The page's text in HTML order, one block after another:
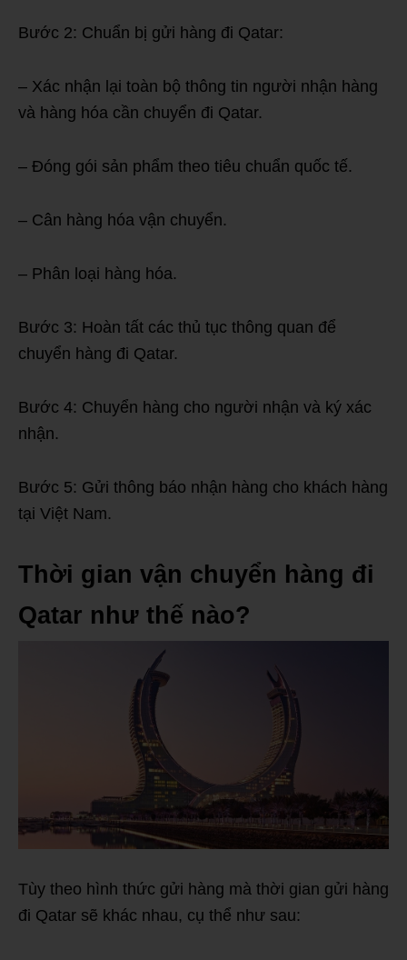
Bước 2: Chuẩn bị gửi hàng đi Qatar:
– Xác nhận lại toàn bộ thông tin người nhận hàng
và hàng hóa cần chuyển đi Qatar.
– Đóng gói sản phẩm theo tiêu chuẩn quốc tế.
– Cân hàng hóa vận chuyển.
– Phân loại hàng hóa.
Bước 3: Hoàn tất các thủ tục thông quan để
chuyển hàng đi Qatar.
Bước 4: Chuyển hàng cho người nhận và ký xác
nhận.
Bước 5: Gửi thông báo nhận hàng cho khách hàng
tại Việt Nam.
Thời gian vận chuyển hàng đi
Qatar như thế nào?
Tùy theo hình thức gửi hàng mà thời gian gửi hàng
đi Qatar sẽ khác nhau, cụ thể như sau: